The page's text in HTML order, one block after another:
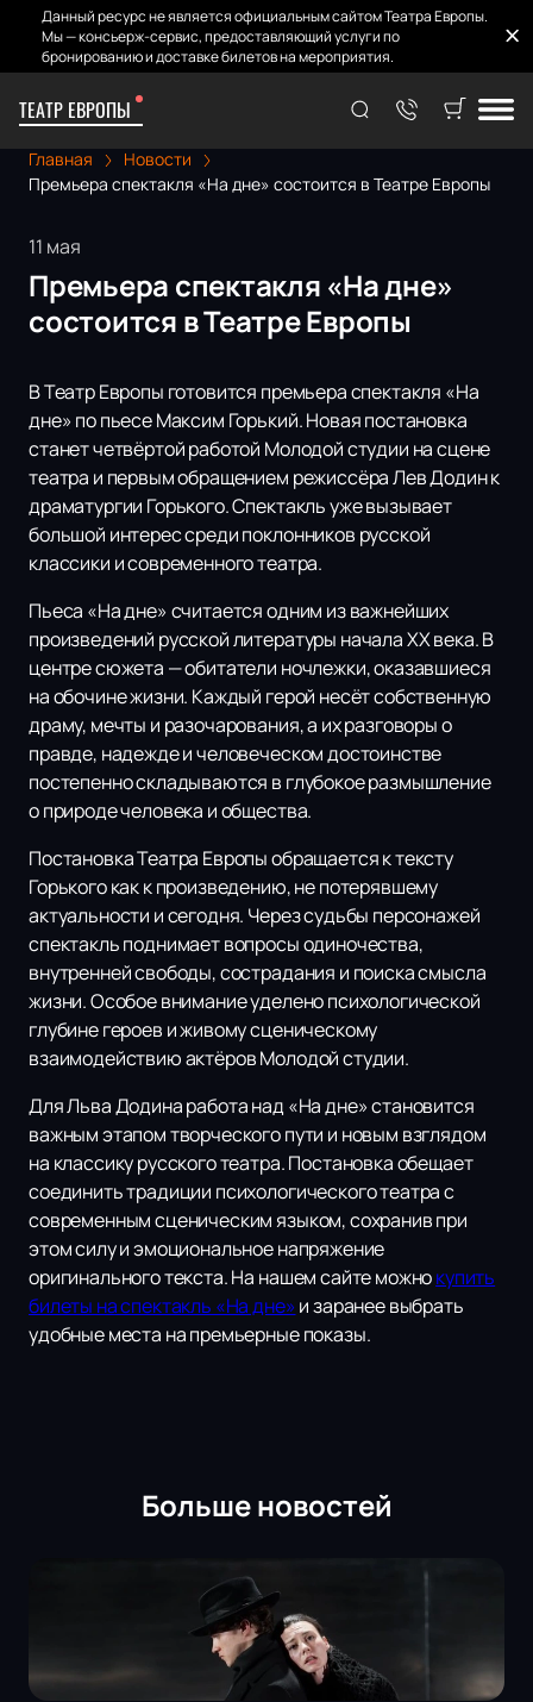
Данный ресурс не является официальным сайтом Театра Европы.
Мы — консьерж-сервис, предоставляющий услуги по
бронированию и доставке билетов на мероприятия.
ТЕАТР ЕВРОПЫ
Главная
Новости
Премьера спектакля «На дне» состоится в Театре Европы
11 мая
Премьера спектакля «На дне»
состоится в Театре Европы
В Театр Европы готовится премьера спектакля «На
дне» по пьесе Максим Горький. Новая постановка
станет четвёртой работой Молодой студии на сцене
театра и первым обращением режиссёра Лев Додин к
драматургии Горького. Спектакль уже вызывает
большой интерес среди поклонников русской
классики и современного театра.
Пьеса «На дне» считается одним из важнейших
произведений русской литературы начала XX века. В
центре сюжета — обитатели ночлежки, оказавшиеся
на обочине жизни. Каждый герой несёт собственную
драму, мечты и разочарования, а их разговоры о
правде, надежде и человеческом достоинстве
постепенно складываются в глубокое размышление
о природе человека и общества.
Постановка Театра Европы обращается к тексту
Горького как к произведению, не потерявшему
актуальности и сегодня. Через судьбы персонажей
спектакль поднимает вопросы одиночества,
внутренней свободы, сострадания и поиска смысла
жизни. Особое внимание уделено психологической
глубине героев и живому сценическому
взаимодействию актёров Молодой студии.
Для Льва Додина работа над «На дне» становится
важным этапом творческого пути и новым взглядом
на классику русского театра. Постановка обещает
соединить традиции психологического театра с
современным сценическим языком, сохранив при
этом силу и эмоциональное напряжение
оригинального текста. На нашем сайте можнокупить
билеты на спектакль «На дне» и заранее выбрать
удобные места на премьерные показы.
Больше новостей